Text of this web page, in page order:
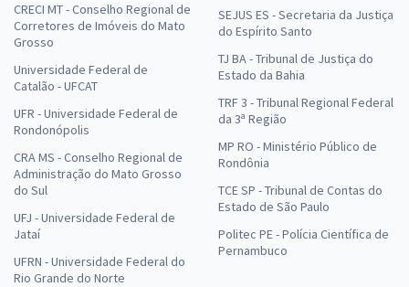
CRECI MT - Conselho Regional de
Corretores de Imóveis do Mato
Grosso
Universidade Federal de
Catalão - UFCAT
UFR - Universidade Federal de
Rondonópolis
CRA MS - Conselho Regional de
Administração do Mato Grosso
do Sul
UFJ - Universidade Federal de
Jataí
UFRN - Universidade Federal do
Rio Grande do Norte
SEJUS ES - Secretaria da Justiça
do Espírito Santo
TJ BA - Tribunal de Justiça do
Estado da Bahia
TRF 3 - Tribunal Regional Federal
da 3ª Região
MP RO - Ministério Público de
Rondônia
TCE SP - Tribunal de Contas do
Estado de São Paulo
Politec PE - Polícia Científica de
Pernambuco